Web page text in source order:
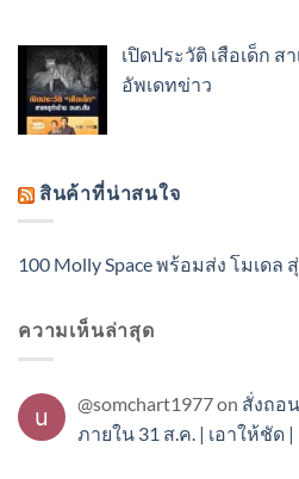
เปิดประวัติ เสือเด็ก
อัพเดทข่าว
สินค้าที่น่าสนใจ
100 Molly Space พร้อมส่ง โมเดล
ความเห็นล่าสุด
@somchart1977on สั่งถอ
ภายใน 31 ส.ค. | เอาให้ชัด